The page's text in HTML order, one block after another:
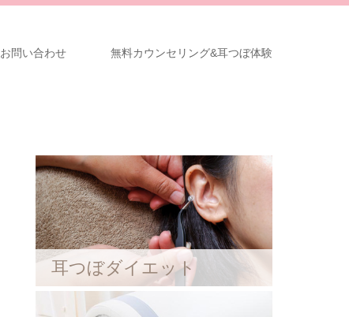
お問い合わせ 無料カウンセリング&耳つぼ体験
耳つぼダイエット